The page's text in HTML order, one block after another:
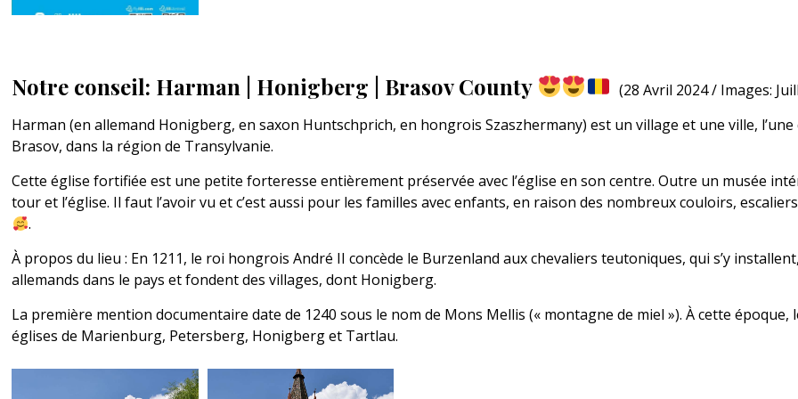
Notre conseil: Harman | Honigberg | Brasov County
(28 Avril 2024 / Images:
Harman (en allemand Honigberg, en saxon Huntschprich, en hongrois Szaszhermany) est un village et une ville,
Brasov, dans la région de Transylvanie.
Cette église fortifiée est une petite forteresse entièrement préservée avec l’église en son centre. Outre un musée
tour et l’église. Il faut l’avoir vu et c’est aussi pour les familles avec enfants, en raison des nombreux couloirs,
.
À propos du lieu : En 1211, le roi hongrois André II concède le Burzenland aux chevaliers teutoniques, qui s’y
allemands dans le pays et fondent des villages, dont Honigberg.
La première mention documentaire date de 1240 sous le nom de Mons Mellis (« montagne de miel »). À cette
églises de Marienburg, Petersberg, Honigberg et Tartlau.